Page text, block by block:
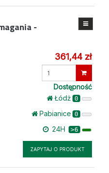
-
361,44 zł
Dostępność
Łódż 0
Pabianice 0
24H >6
ZAPYTAJ O PRODUKT